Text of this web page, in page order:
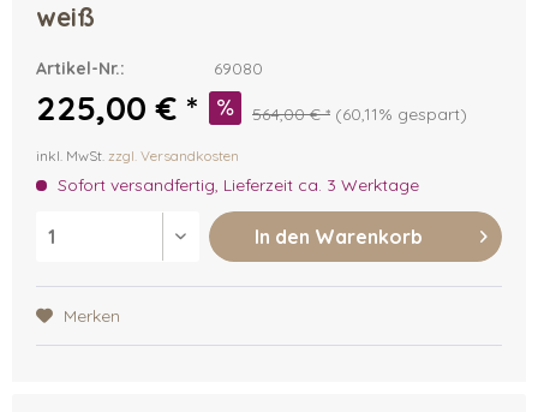
weiß
Artikel-Nr.: 69080
225,00 € * 564,00 € * (60,11% gespart)
inkl. MwSt. zzgl. Versandkosten
Sofort versandfertig, Lieferzeit ca. 3 Werktage
In den Warenkorb
Merken